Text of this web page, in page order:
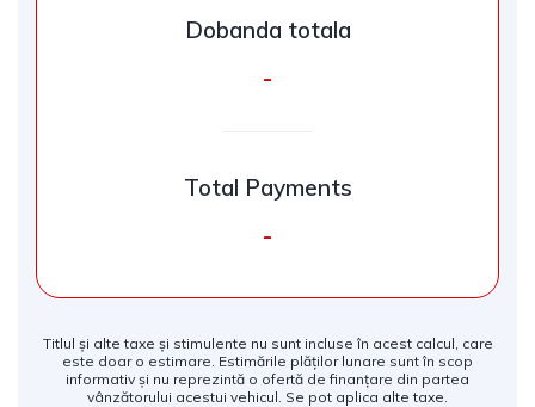
Dobanda totala
-
Total Payments
-
Titlul și alte taxe și stimulente nu sunt incluse în acest calcul, care
este doar o estimare. Estimările plăților lunare sunt în scop
informativ și nu reprezintă o ofertă de finanțare din partea
vânzătorului acestui vehicul. Se pot aplica alte taxe.